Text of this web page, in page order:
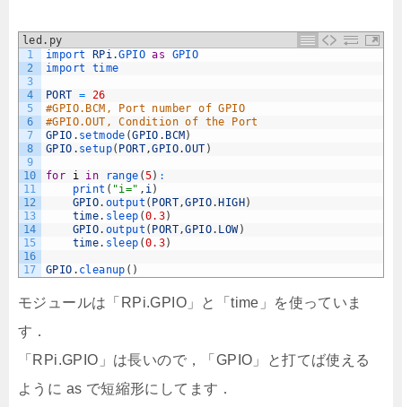
led.py
1
2
3
4
5
6
7
8
9
10
11
12
13
14
15
16
17
import RPi.GPIO as
GPIO
import time
PORT = 26
#GPIO.BCM, Port number of GPIO
#GPIO.OUT, Condition of the Port
GPIO . setmode (GPIO . BCM )
GPIO . setup( PORT,GPIO.OUT )
for i in range (5) :
print ( "i=" , i)
GPIO. output ( PORT,GPIO. HIGH )
time. sleep (0.3)
GPIO. output ( PORT,GPIO. LOW)
time. sleep (0.3)
GPIO . cleanup ( )
モジュールは「RPi.GPIO」と「time」を使っていま
す．
「RPi.GPIO」は長いので，「GPIO」と打てば使える
ように as で短縮形にしてます．